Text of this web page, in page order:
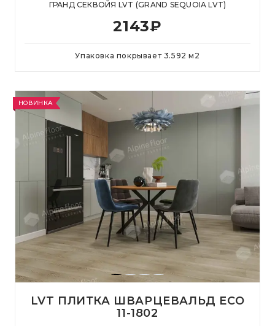
ГРАНД СЕКВОЙЯ LVT (GRAND SEQUOIA LVT)
2143₽
Упаковка покрывает 3.592 м 2
НОВИНКА
LVT ПЛИТКА ШВАРЦЕВАЛЬД ECO
11-1802